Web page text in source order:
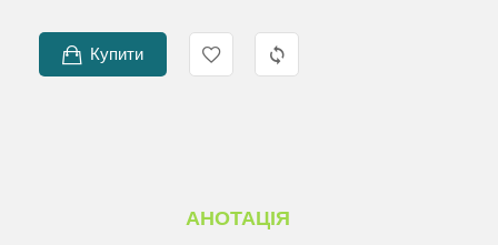
Купити
АНОТАЦІЯ